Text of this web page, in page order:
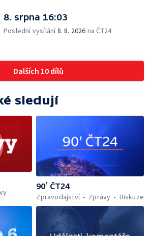
8. srpna 16:03
Poslední vysílání8. 8. 2026 na ČT24
Dalších 10 dílů
sledují
90’ ČT24
Zpravodajství
Zprávy Diskuze